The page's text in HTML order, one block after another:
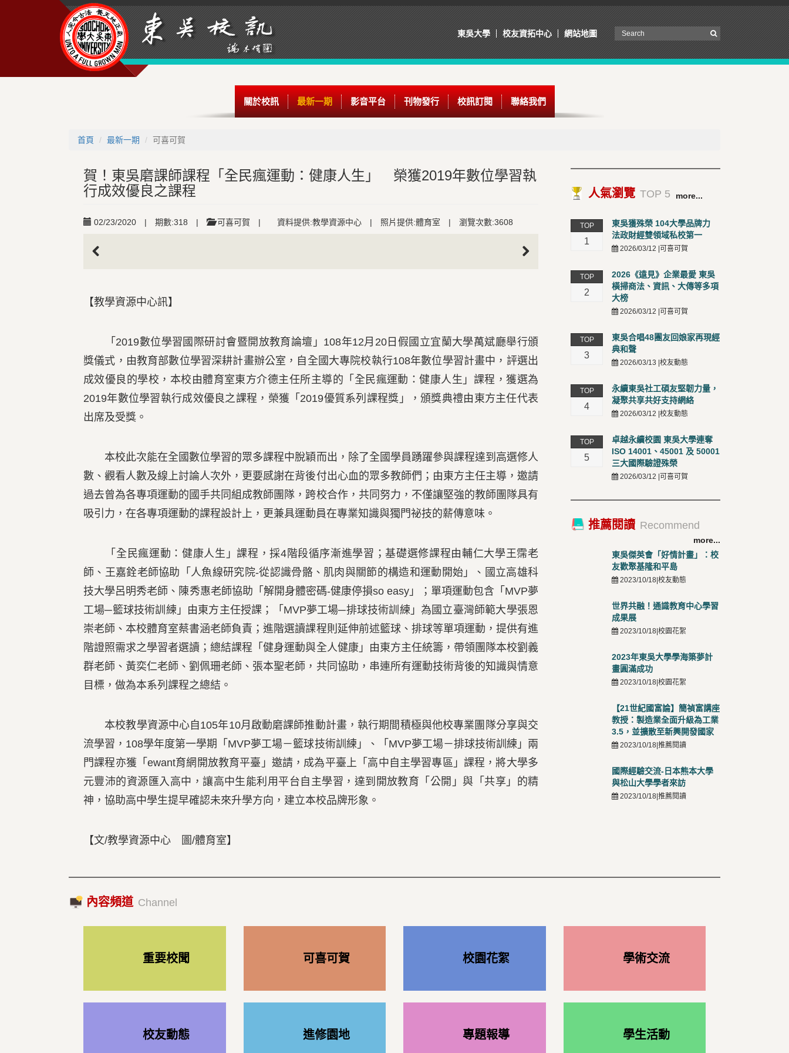
東吳大學 校友資拓中心 網站地圖
關於校訊 最新一期 影音平台 刊物發行 校訊訂閱 聯絡我們
首頁 最新一期 可喜可賀
賀！東吳磨課師課程「全民瘋運動：健康人生」 榮獲2019年數位學習執
行成效優良之課程
02/23/2020 | 期數:318 | 可喜可賀 | 資料提供:教學資源中心 | 照片提供:體育室 | 瀏覽次數:3608
【教學資源中心訊】
「2019數位學習國際研討會暨開放教育論壇」108年12月20日假國立宜蘭大學萬斌廳舉行頒
獎儀式，由教育部數位學習深耕計畫辦公室，自全國大專院校執行108年數位學習計畫中，評選出
成效優良的學校，本校由體育室東方介德主任所主導的「全民瘋運動：健康人生」課程，獲選為
2019年數位學習執行成效優良之課程，榮獲「2019優質系列課程獎」，頒獎典禮由東方主任代表
出席及受獎。
本校此次能在全國數位學習的眾多課程中脫穎而出，除了全國學員踴躍參與課程達到高選修人
數、觀看人數及線上討論人次外，更要感謝在背後付出心血的眾多教師們；由東方主任主導，邀請
過去曾為各專項運動的國手共同組成教師團隊，跨校合作，共同努力，不僅讓堅強的教師團隊具有
吸引力，在各專項運動的課程設計上，更兼具運動員在專業知識與獨門祕技的薪傳意味。
「全民瘋運動：健康人生」課程，採4階段循序漸進學習；基礎選修課程由輔仁大學王霈老
師、王嘉銓老師協助「人魚線研究院-從認識骨骼、肌肉與關節的構造和運動開始」、國立高雄科
技大學呂明秀老師、陳秀惠老師協助「解開身體密碼-健康停損so easy」；單項運動包含「MVP夢
工場─籃球技術訓練」由東方主任授課；「MVP夢工場─排球技術訓練」為國立臺灣師範大學張恩
崇老師、本校體育室蔡書涵老師負責；進階選讀課程則延伸前述籃球、排球等單項運動，提供有進
階證照需求之學習者選讀；總結課程「健身運動與全人健康」由東方主任統籌，帶領團隊本校劉義
群老師、黃奕仁老師、劉佩珊老師、張本聖老師，共同協助，串連所有運動技術背後的知識與情意
目標，做為本系列課程之總結。
本校教學資源中心自105年10月啟動磨課師推動計畫，執行期間積極與他校專業團隊分享與交
流學習，108學年度第一學期「MVP夢工場－籃球技術訓練」、「MVP夢工場－排球技術訓練」兩
門課程亦獲「ewant育網開放教育平臺」邀請，成為平臺上「高中自主學習專區」課程，將大學多
元豐沛的資源匯入高中，讓高中生能利用平台自主學習，達到開放教育「公開」與「共享」的精
神，協助高中學生提早確認未來升學方向，建立本校品牌形象。
【文/教學資源中心 圖/體育室】
人氣瀏覽 TOP 5 more...
TOP
1
東吳獲殊榮 104大學品牌力
法政財經雙領域私校第一
2026/03/12 |可喜可賀
TOP
2
2026《遠見》企業最愛 東吳
橫掃商法、資訊、大傳等多項
大榜
2026/03/12 |可喜可賀
TOP
3
東吳合唱48團友回娘家再現經
典和聲
2026/03/13 |校友動態
TOP
4
永續東吳社工碩友堅韌力量，
凝聚共享共好支持網絡
2026/03/12 |校友動態
TOP
5
卓越永續校園 東吳大學連奪
ISO 14001、45001 及 50001
三大國際驗證殊榮
2026/03/12 |可喜可賀
推薦閱讀 Recommend
more...
東吳傑英會「好情計畫」：校
友歡聚基隆和平島
2023/10/18|校友動態
世界共融！通識教育中心學習
成果展
2023/10/18|校園花絮
2023年東吳大學學海築夢計
畫圓滿成功
2023/10/18|校園花絮
【21世紀國富論】簡禎富講座
教授：製造業全面升級為工業
3.5，並擴散至新興開發國家
2023/10/18|推薦閱讀
國際經驗交流-日本熊本大學
與松山大學學者來訪
2023/10/18|推薦閱讀
內容頻道 Channel
重要校聞 可喜可賀 校園花絮 學術交流
校友動態 進修園地 專題報導 學生活動